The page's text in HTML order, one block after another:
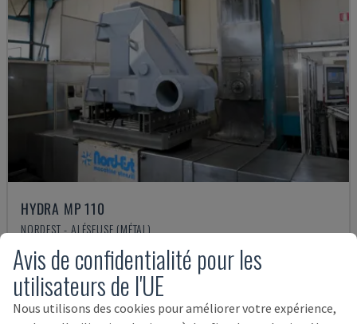
HYDRA MP 110
NORDEST - ALÉSEUSE (MÉTAL)
Avis de confidentialité pour les
utilisateurs de l'UE
Nous utilisons des cookies pour améliorer votre expérience,